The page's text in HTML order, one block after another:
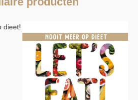
dieet!